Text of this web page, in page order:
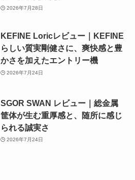
2026年7月28日
KEFINE Loricレビュー｜KEFINE
らしい質実剛健さに、爽快感と豊
かさを加えたエントリー機
2026年7月24日
SGOR SWAN レビュー｜総金属
筐体が生む重厚感と、随所に感じ
られる誠実さ
2026年7月24日